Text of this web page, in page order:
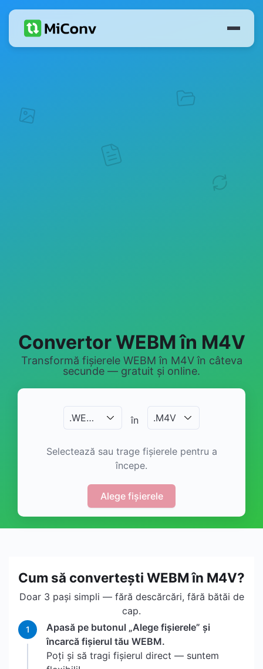
Convertor WEBM în M4V
Transformă fișierele WEBM în M4V în câteva
secunde — gratuit și online.
.WEBM în .M4V
Selectează sau trage fișierele pentru a
începe.
Alege fișierele
Cum să convertești WEBM în M4V?
Doar 3 pași simpli — fără descărcări, fără bătăi de
cap.
1
Apasă pe butonul „Alege fișierele” și
încarcă fișierul tău WEBM.
Poți și să tragi fișierul direct — suntem